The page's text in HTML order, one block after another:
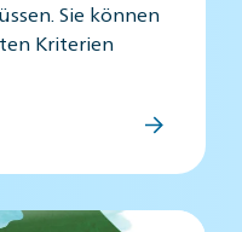
Sie können
Kriterien